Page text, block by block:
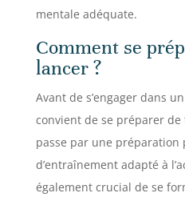
mentale adéquate.
Comment se
lancer ?
Avant de s’engager dans
convient de se préparer de
passe par une préparation
d’entraînement adapté à
également crucial de se